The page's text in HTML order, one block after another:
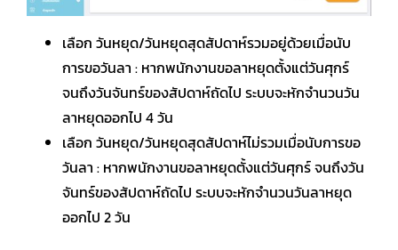
เข้าสู่ระบบ​
เลือก วันหยุด/วันหยุดสุดสัปดาห์รวมอยู่ด้วยเมื่อนับ
การขอวันลา : หากพนักงานขอลาหยุดตั้งแต่วันศุกร์
จนถึงวันจันทร์ของสัปดาห์ถัดไป ระบบจะหักจำนวนวัน
ลาหยุดออกไป 4 วัน
เลือก วันหยุด/วันหยุดสุดสัปดาห์ไม่รวมเมื่อนับการขอ
วันลา : หากพนักงานขอลาหยุดตั้งแต่วันศุกร์ จนถึงวัน
จันทร์ของสัปดาห์ถัดไป ระบบจะหักจำนวนวันลาหยุด
ออกไป 2 วัน